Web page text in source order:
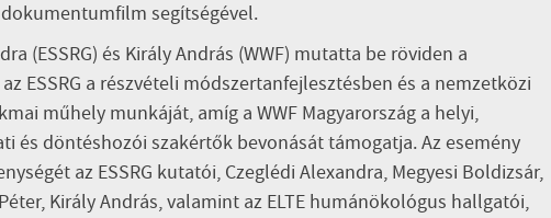
segítségével.
(ESSRG) és Király András (WWF) mutatta be röviden a
ESSRG a részvételi módszertanfejlesztésben és a nemzetközi
műhely munkáját, amíg a WWF Magyarország a helyi,
és döntéshozói szakértők bevonását támogatja. Az esemény
az ESSRG kutatói, Czeglédi Alexandra, Megyesi Boldizsár,
Király András, valamint az ELTE humánökológus hallgatói,